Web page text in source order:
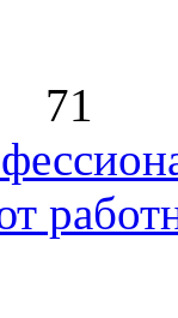
71